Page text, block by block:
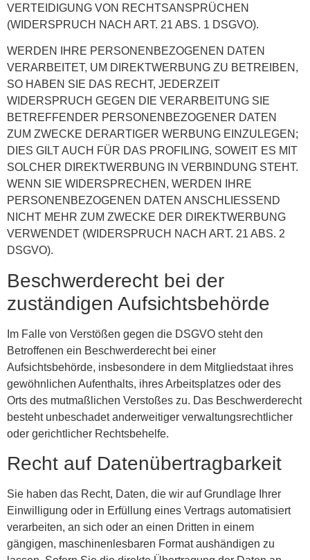
VERTEIDIGUNG VON RECHTSANSPRÜCHEN
(WIDERSPRUCH NACH ART. 21 ABS. 1 DSGVO).
WERDEN IHRE PERSONENBEZOGENEN DATEN
VERARBEITET, UM DIREKTWERBUNG ZU BETREIBEN,
SO HABEN SIE DAS RECHT, JEDERZEIT
WIDERSPRUCH GEGEN DIE VERARBEITUNG SIE
BETREFFENDER PERSONENBEZOGENER DATEN
ZUM ZWECKE DERARTIGER WERBUNG EINZULEGEN;
DIES GILT AUCH FÜR DAS PROFILING, SOWEIT ES MIT
SOLCHER DIREKTWERBUNG IN VERBINDUNG STEHT.
WENN SIE WIDERSPRECHEN, WERDEN IHRE
PERSONENBEZOGENEN DATEN ANSCHLIESSEND
NICHT MEHR ZUM ZWECKE DER DIREKTWERBUNG
VERWENDET (WIDERSPRUCH NACH ART. 21 ABS. 2
DSGVO).
Beschwerde­recht bei der
zuständigen Aufsichts­behörde
Im Falle von Verstößen gegen die DSGVO steht den
Betroffenen ein Beschwerderecht bei einer
Aufsichtsbehörde, insbesondere in dem Mitgliedstaat ihres
gewöhnlichen Aufenthalts, ihres Arbeitsplatzes oder des
Orts des mutmaßlichen Verstoßes zu. Das Beschwerderecht
besteht unbeschadet anderweitiger verwaltungsrechtlicher
oder gerichtlicher Rechtsbehelfe.
Recht auf Daten­übertrag­barkeit
Sie haben das Recht, Daten, die wir auf Grundlage Ihrer
Einwilligung oder in Erfüllung eines Vertrags automatisiert
verarbeiten, an sich oder an einen Dritten in einem
gängigen, maschinenlesbaren Format aushändigen zu